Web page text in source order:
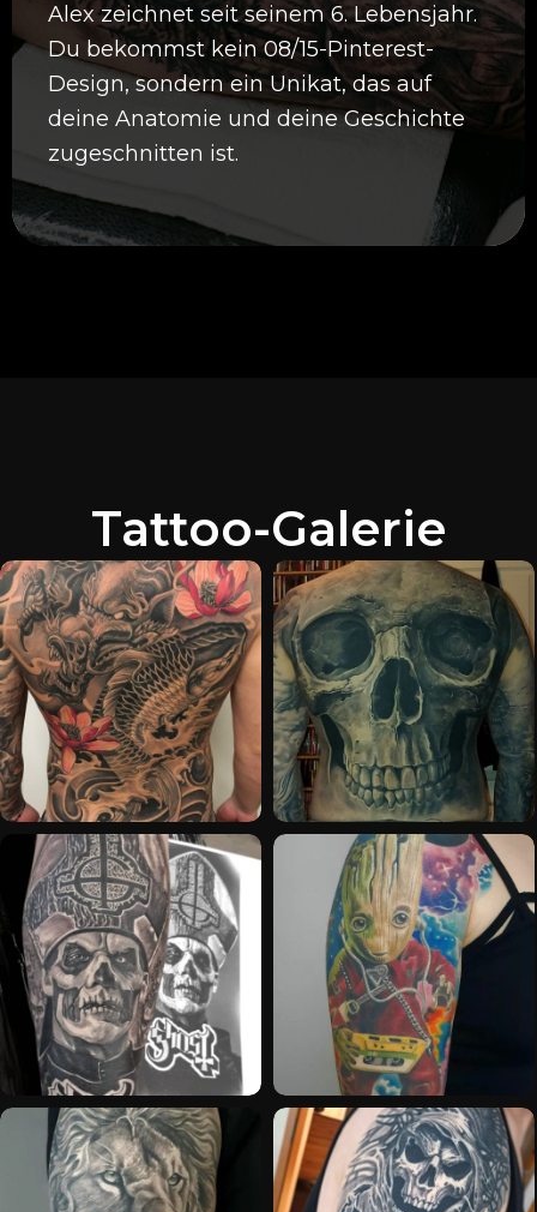
Alex zeichnet seit seinem 6. Lebensjahr.
Du bekommst kein 08/15-Pinterest-
Design, sondern ein Unikat, das auf
deine Anatomie und deine Geschichte
zugeschnitten ist.
Tattoo-Galerie